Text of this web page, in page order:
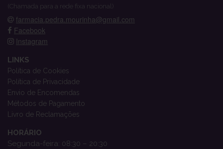
(Chamada para a rede fixa nacional)
farmacia.pedra.mourinha@gmail.com
Facebook
Instagram
LINKS
Política de Cookies
Política de Privacidade
Envio de Encomendas
Métodos de Pagamento
Livro de Reclamações
HORÁRIO
Segunda-feira: 08:30 – 20:30